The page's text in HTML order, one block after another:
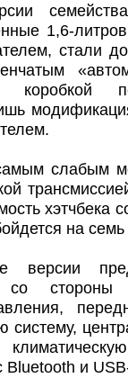
1,6-
стали
коробкой
слабым
хэтчбека
на
версии
со стороны
систему,
Bluetooth и